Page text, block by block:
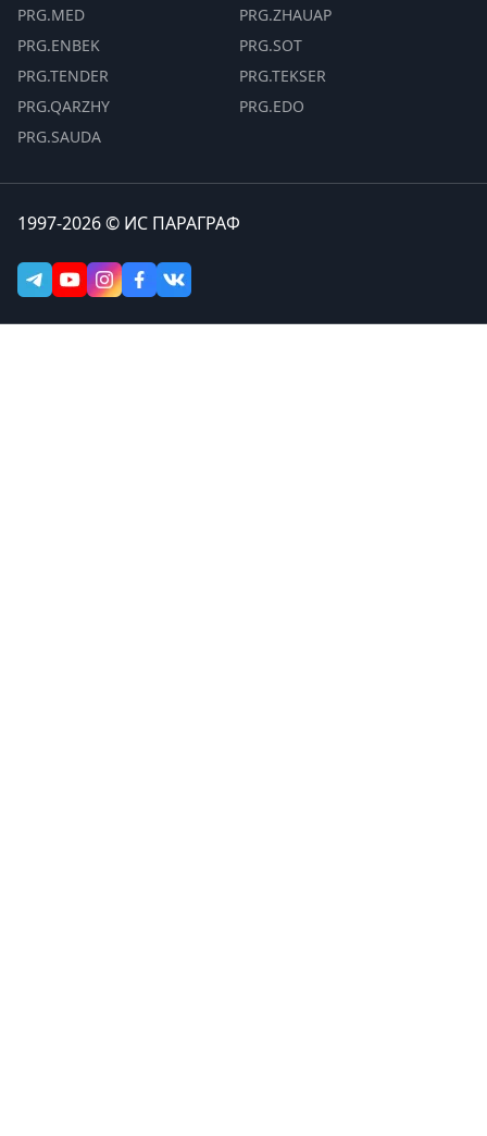
PRG.MED
PRG.ENBEK
PRG.TENDER
PRG.QARZHY
PRG.SAUDA
PRG.ZHAUAP
PRG.SOT
PRG.TEKSER
PRG.EDO
1997-2026 © ИС ПАРАГРАФ